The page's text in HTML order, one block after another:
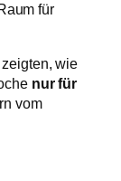
für
wie
nur für
vom